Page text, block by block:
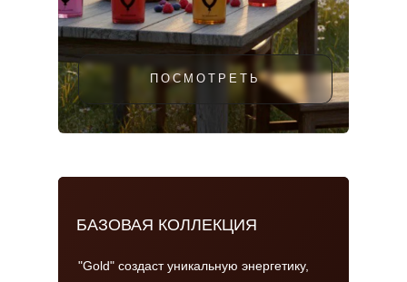
ПОСМОТРЕТЬ
БАЗОВАЯ КОЛЛЕКЦИЯ
"Gold" создаст уникальную энергетику,